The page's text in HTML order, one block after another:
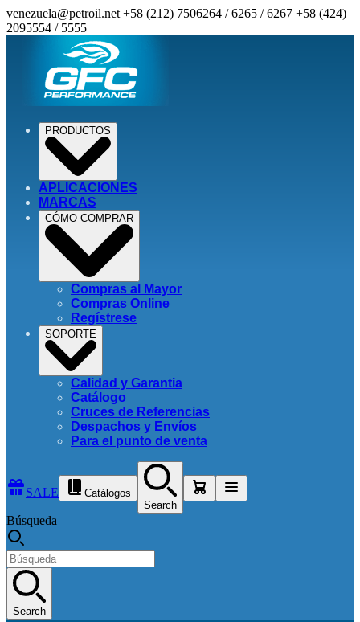
venezuela@petroil.net +58 (212) 7506264 / 6265 / 6267 +58 (424)
2095554 / 5555
PRODUCTOS
APLICACIONES
MARCAS
CÓMO COMPRAR
Compras al Mayor
Compras Online
Regístrese
SOPORTE
Calidad y Garantia
Catálogo
Cruces de Referencias
Despachos y Envíos
Para el punto de venta
SALE
Catálogos
Search
Búsqueda
Search